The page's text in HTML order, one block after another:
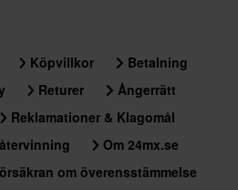
Köpvillkor
Betalning
Returer
Ångerrätt
Reklamationer & Klagomål
Om 24mx.se
om överensstämmelse